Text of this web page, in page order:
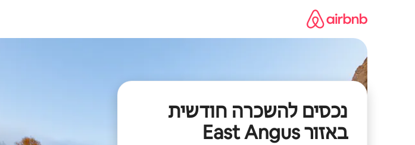
נכסים להשכרה חודשית
באזור East Angus